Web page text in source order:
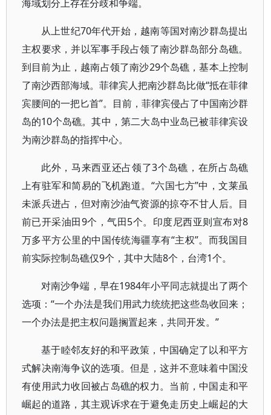
海域划分上存在分歧和争端。
从上世纪70年代开始，越南等国对南沙群岛提出
主权要求，并以军事手段占领了南沙群岛部分岛礁。
到目前为止，越南占领了南沙29个岛礁，基本上控制
了南沙西部海域。菲律宾人把南沙群岛比做“抵在菲律
宾腰间的一把匕首”。目前，菲律宾侵占了中国南沙群
岛的10个岛礁。其中，第二大岛中业岛已被菲律宾设
为南沙群岛的指挥中心。
此外，马来西亚还占领了3个岛礁，在所占岛礁
上有驻军和简易的飞机跑道。“六国七方”中，文莱虽
未派兵进占，但对南沙油气资源的掠夺不甘人后。目
前已开采油田9个，气田5个。印度尼西亚则宣布对8
万多平方公里的中国传统海疆享有“主权”。而我国目
前实际控制岛礁仅9个，其中大陆8个，台湾1个。
对南沙争端，早在1984年小平同志就提出了两个
选项：“一个办法是我们用武力统统把这些岛收回来；
一个办法是把主权问题搁置起来，共同开发。”
基于睦邻友好的和平政策，中国确定了以和平方
式解决南海争议的选项。但是，这并不意味着中国没
有使用武力收回被占岛礁的权力。当前，中国走和平
崛起的道路，其主观诉求在于避免走历史上崛起的大